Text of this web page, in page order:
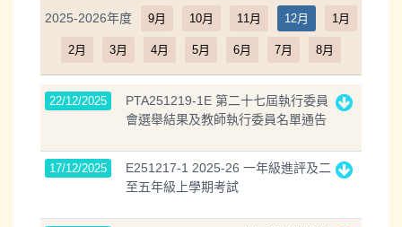
2025-2026年度 9月 10月 11月 12月 1月
2月 3月 4月 5月 6月 7月 8月
22/12/2025
PTA251219-1E 第二十七屆執行委員
會選舉結果及教師執行委員名單通告
17/12/2025
E251217-1 2025-26 一年級進評及二
至五年級上學期考試